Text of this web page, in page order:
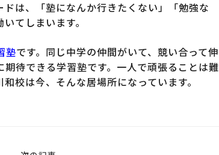
は、「塾になんか行きたくない」「勉強な
てしまいます。
塾です。同じ中学の仲間がいて、競い合って伸
待できる学習塾です。一人で頑張ることは難
校は今、そんな居場所になっています。